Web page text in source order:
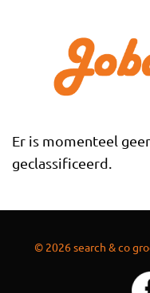
Er is momenteel
geclassificeerd.
© 2026 search & co